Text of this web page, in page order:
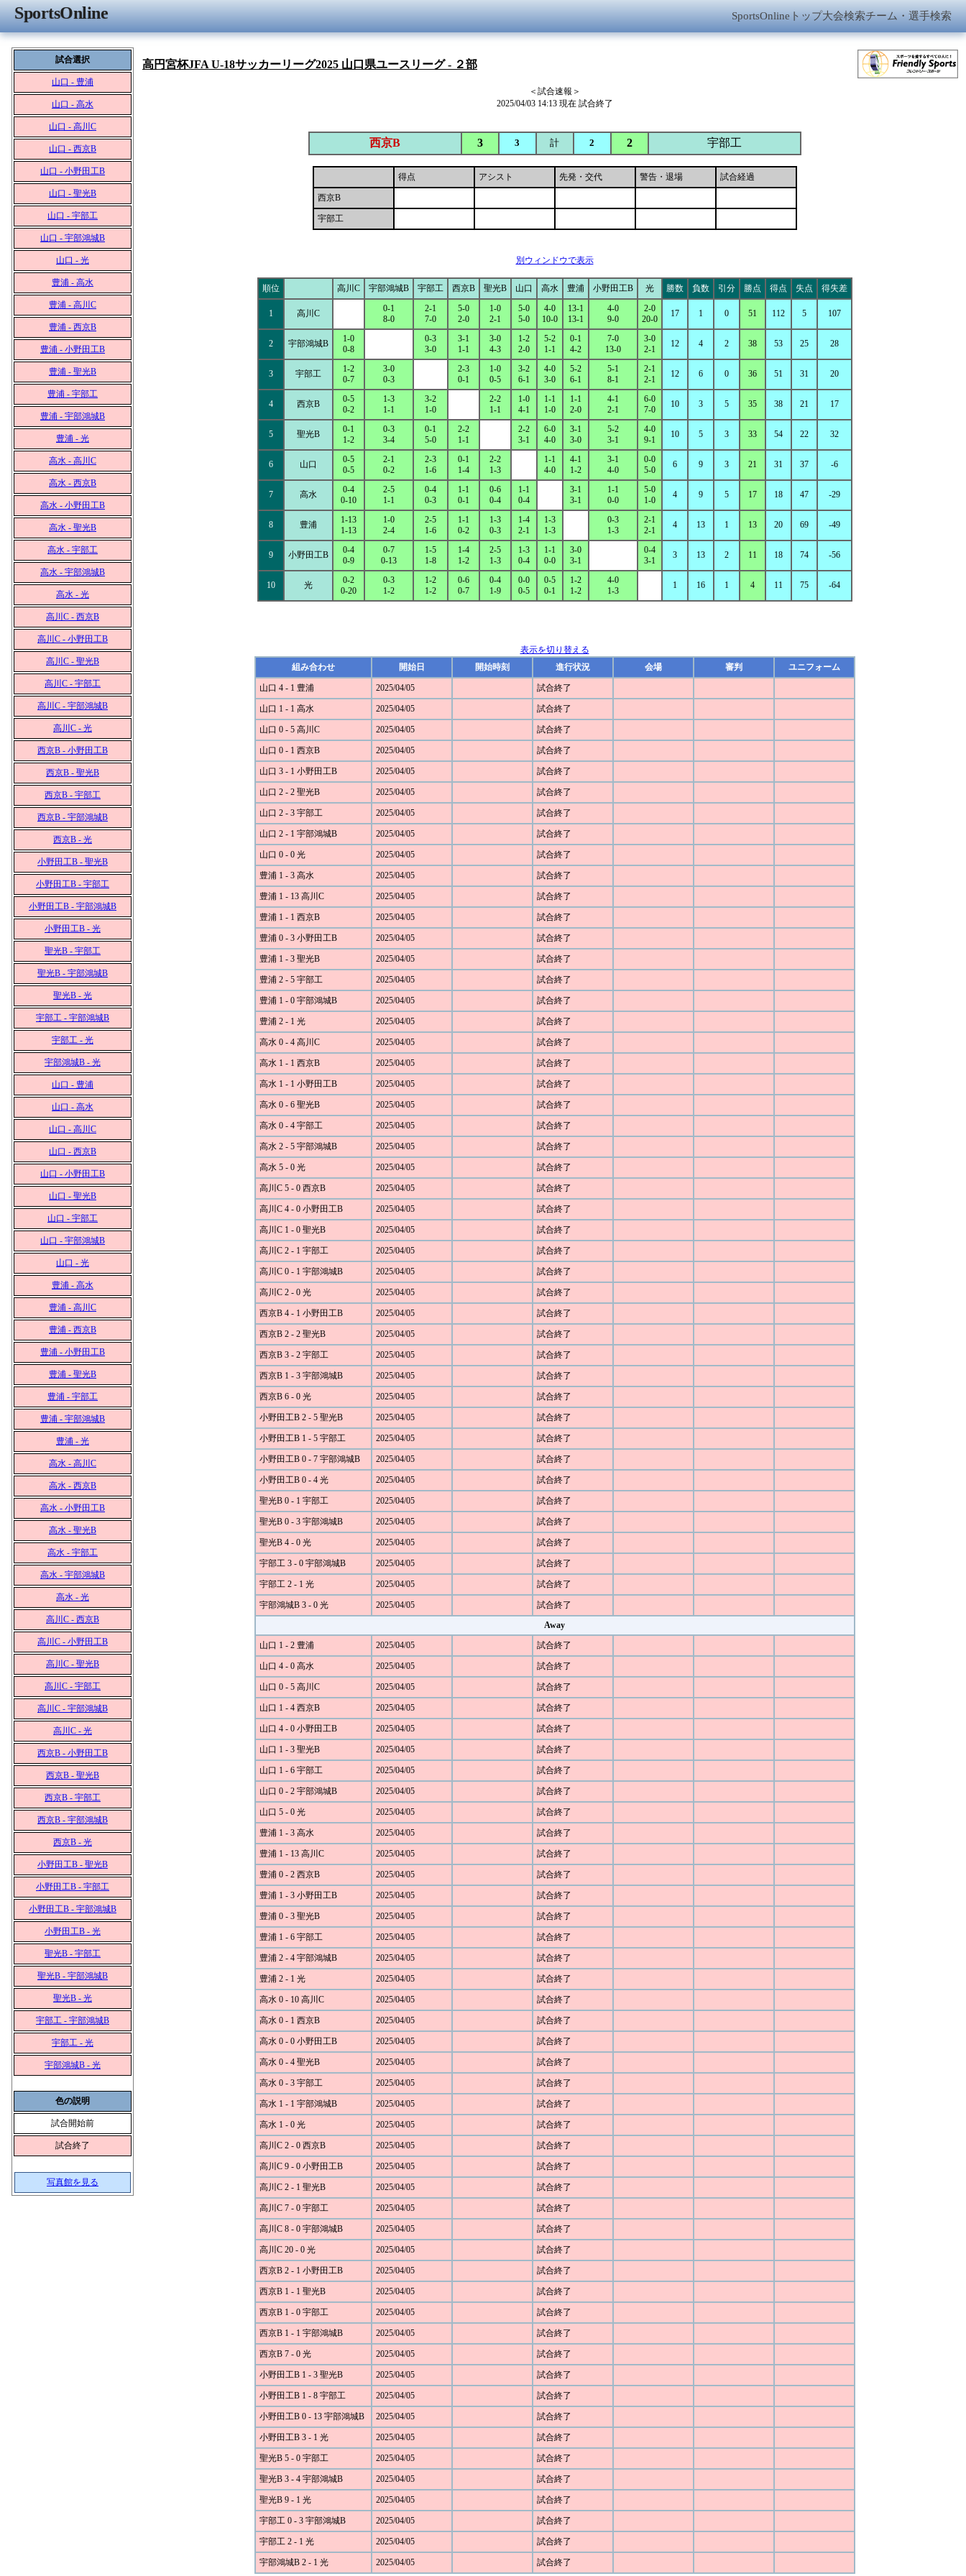
SportsOnline SportsOnlineトップ大会検索チーム・選手検索
試合選択
山口 - 豊浦
山口 - 高水
山口 - 高川C
山口 - 西京B
山口 - 小野田工B
山口 - 聖光B
山口 - 宇部工
山口 - 宇部鴻城B
山口 - 光
豊浦 - 高水
豊浦 - 高川C
豊浦 - 西京B
豊浦 - 小野田工B
豊浦 - 聖光B
豊浦 - 宇部工
豊浦 - 宇部鴻城B
豊浦 - 光
高水 - 高川C
高水 - 西京B
高水 - 小野田工B
高水 - 聖光B
高水 - 宇部工
高水 - 宇部鴻城B
高水 - 光
高川C - 西京B
高川C - 小野田工B
高川C - 聖光B
高川C - 宇部工
高川C - 宇部鴻城B
高川C - 光
西京B - 小野田工B
西京B - 聖光B
西京B - 宇部工
西京B - 宇部鴻城B
西京B - 光
小野田工B - 聖光B
小野田工B - 宇部工
小野田工B - 宇部鴻城B
小野田工B - 光
聖光B - 宇部工
聖光B - 宇部鴻城B
聖光B - 光
宇部工 - 宇部鴻城B
宇部工 - 光
宇部鴻城B - 光
山口 - 豊浦
山口 - 高水
山口 - 高川C
山口 - 西京B
山口 - 小野田工B
山口 - 聖光B
山口 - 宇部工
山口 - 宇部鴻城B
山口 - 光
豊浦 - 高水
豊浦 - 高川C
豊浦 - 西京B
豊浦 - 小野田工B
豊浦 - 聖光B
豊浦 - 宇部工
豊浦 - 宇部鴻城B
豊浦 - 光
高水 - 高川C
高水 - 西京B
高水 - 小野田工B
高水 - 聖光B
高水 - 宇部工
高水 - 宇部鴻城B
高水 - 光
高川C - 西京B
高川C - 小野田工B
高川C - 聖光B
高川C - 宇部工
高川C - 宇部鴻城B
高川C - 光
西京B - 小野田工B
西京B - 聖光B
西京B - 宇部工
西京B - 宇部鴻城B
西京B - 光
小野田工B - 聖光B
小野田工B - 宇部工
小野田工B - 宇部鴻城B
小野田工B - 光
聖光B - 宇部工
聖光B - 宇部鴻城B
聖光B - 光
宇部工 - 宇部鴻城B
宇部工 - 光
宇部鴻城B - 光
色の説明
試合開始前
試合終了
写真館を見る
高円宮杯JFA U-18サッカーリーグ2025 山口県ユースリーグ - ２部
＜試合速報＞
2025/04/03 14:13 現在 試合終了
西京B 3 3 計 2 2 宇部工
得点 アシスト 先発・交代 警告・退場 試合経過
西京B
宇部工
別ウィンドウで表示
順位 高川C 宇部鴻城B 宇部工 西京B 聖光B 山口 高水 豊浦 小野田工B 光 勝数 負数 引分 勝点 得点 失点 得失差
1 高川C
0-1
8-0
2-1
7-0
5-0
2-0
1-0
2-1
5-0
5-0
4-0
10-0
13-1
13-1
4-0
9-0
2-0
20-0
17 1 0 51 112 5 107
2 宇部鴻城B
1-0
0-8
0-3
3-0
3-1
1-1
3-0
4-3
1-2
2-0
5-2
1-1
0-1
4-2
7-0
13-0
3-0
2-1
12 4 2 38 53 25 28
3 宇部工
1-2
0-7
3-0
0-3
2-3
0-1
1-0
0-5
3-2
6-1
4-0
3-0
5-2
6-1
5-1
8-1
2-1
2-1
12 6 0 36 51 31 20
4 西京B
0-5
0-2
1-3
1-1
3-2
1-0
2-2
1-1
1-0
4-1
1-1
1-0
1-1
2-0
4-1
2-1
6-0
7-0
10 3 5 35 38 21 17
5 聖光B
0-1
1-2
0-3
3-4
0-1
5-0
2-2
1-1
2-2
3-1
6-0
4-0
3-1
3-0
5-2
3-1
4-0
9-1
10 5 3 33 54 22 32
6 山口
0-5
0-5
2-1
0-2
2-3
1-6
0-1
1-4
2-2
1-3
1-1
4-0
4-1
1-2
3-1
4-0
0-0
5-0
6 9 3 21 31 37 -6
7 高水
0-4
0-10
2-5
1-1
0-4
0-3
1-1
0-1
0-6
0-4
1-1
0-4
3-1
3-1
1-1
0-0
5-0
1-0
4 9 5 17 18 47 -29
8 豊浦
1-13
1-13
1-0
2-4
2-5
1-6
1-1
0-2
1-3
0-3
1-4
2-1
1-3
1-3
0-3
1-3
2-1
2-1
4 13 1 13 20 69 -49
9 小野田工B
0-4
0-9
0-7
0-13
1-5
1-8
1-4
1-2
2-5
1-3
1-3
0-4
1-1
0-0
3-0
3-1
0-4
3-1
3 13 2 11 18 74 -56
10 光
0-2
0-20
0-3
1-2
1-2
1-2
0-6
0-7
0-4
1-9
0-0
0-5
0-5
0-1
1-2
1-2
4-0
1-3
1 16 1 4 11 75 -64
表示を切り替える
組み合わせ
開始日 開始時刻 進行状況 会場 審判 ユニフォーム
山口 4 - 1 豊浦 2025/04/05 試合終了
山口 1 - 1 高水 2025/04/05 試合終了
山口 0 - 5 高川C 2025/04/05 試合終了
山口 0 - 1 西京B 2025/04/05 試合終了
山口 3 - 1 小野田工B 2025/04/05 試合終了
山口 2 - 2 聖光B 2025/04/05 試合終了
山口 2 - 3 宇部工 2025/04/05 試合終了
山口 2 - 1 宇部鴻城B 2025/04/05 試合終了
山口 0 - 0 光 2025/04/05 試合終了
豊浦 1 - 3 高水 2025/04/05 試合終了
豊浦 1 - 13 高川C 2025/04/05 試合終了
豊浦 1 - 1 西京B 2025/04/05 試合終了
豊浦 0 - 3 小野田工B 2025/04/05 試合終了
豊浦 1 - 3 聖光B 2025/04/05 試合終了
豊浦 2 - 5 宇部工 2025/04/05 試合終了
豊浦 1 - 0 宇部鴻城B 2025/04/05 試合終了
豊浦 2 - 1 光 2025/04/05 試合終了
高水 0 - 4 高川C 2025/04/05 試合終了
高水 1 - 1 西京B 2025/04/05 試合終了
高水 1 - 1 小野田工B 2025/04/05 試合終了
高水 0 - 6 聖光B 2025/04/05 試合終了
高水 0 - 4 宇部工 2025/04/05 試合終了
高水 2 - 5 宇部鴻城B 2025/04/05 試合終了
高水 5 - 0 光 2025/04/05 試合終了
高川C 5 - 0 西京B 2025/04/05 試合終了
高川C 4 - 0 小野田工B 2025/04/05 試合終了
高川C 1 - 0 聖光B 2025/04/05 試合終了
高川C 2 - 1 宇部工 2025/04/05 試合終了
高川C 0 - 1 宇部鴻城B 2025/04/05 試合終了
高川C 2 - 0 光 2025/04/05 試合終了
西京B 4 - 1 小野田工B 2025/04/05 試合終了
西京B 2 - 2 聖光B 2025/04/05 試合終了
西京B 3 - 2 宇部工 2025/04/05 試合終了
西京B 1 - 3 宇部鴻城B 2025/04/05 試合終了
西京B 6 - 0 光 2025/04/05 試合終了
小野田工B 2 - 5 聖光B 2025/04/05 試合終了
小野田工B 1 - 5 宇部工 2025/04/05 試合終了
小野田工B 0 - 7 宇部鴻城B 2025/04/05 試合終了
小野田工B 0 - 4 光 2025/04/05 試合終了
聖光B 0 - 1 宇部工 2025/04/05 試合終了
聖光B 0 - 3 宇部鴻城B 2025/04/05 試合終了
聖光B 4 - 0 光 2025/04/05 試合終了
宇部工 3 - 0 宇部鴻城B 2025/04/05 試合終了
宇部工 2 - 1 光 2025/04/05 試合終了
宇部鴻城B 3 - 0 光 2025/04/05
試合終了
Away
山口 1 - 2 豊浦
2025/04/05 試合終了
山口 4 - 0 高水 2025/04/05 試合終了
山口 0 - 5 高川C 2025/04/05 試合終了
山口 1 - 4 西京B 2025/04/05 試合終了
山口 4 - 0 小野田工B 2025/04/05 試合終了
山口 1 - 3 聖光B 2025/04/05 試合終了
山口 1 - 6 宇部工 2025/04/05 試合終了
山口 0 - 2 宇部鴻城B 2025/04/05 試合終了
山口 5 - 0 光 2025/04/05 試合終了
豊浦 1 - 3 高水 2025/04/05 試合終了
豊浦 1 - 13 高川C 2025/04/05 試合終了
豊浦 0 - 2 西京B 2025/04/05 試合終了
豊浦 1 - 3 小野田工B 2025/04/05 試合終了
豊浦 0 - 3 聖光B 2025/04/05 試合終了
豊浦 1 - 6 宇部工 2025/04/05 試合終了
豊浦 2 - 4 宇部鴻城B 2025/04/05 試合終了
豊浦 2 - 1 光 2025/04/05 試合終了
高水 0 - 10 高川C 2025/04/05 試合終了
高水 0 - 1 西京B 2025/04/05 試合終了
高水 0 - 0 小野田工B 2025/04/05 試合終了
高水 0 - 4 聖光B 2025/04/05 試合終了
高水 0 - 3 宇部工 2025/04/05 試合終了
高水 1 - 1 宇部鴻城B 2025/04/05 試合終了
高水 1 - 0 光 2025/04/05 試合終了
高川C 2 - 0 西京B 2025/04/05 試合終了
高川C 9 - 0 小野田工B 2025/04/05 試合終了
高川C 2 - 1 聖光B 2025/04/05 試合終了
高川C 7 - 0 宇部工 2025/04/05 試合終了
高川C 8 - 0 宇部鴻城B 2025/04/05 試合終了
高川C 20 - 0 光 2025/04/05 試合終了
西京B 2 - 1 小野田工B 2025/04/05 試合終了
西京B 1 - 1 聖光B 2025/04/05 試合終了
西京B 1 - 0 宇部工 2025/04/05 試合終了
西京B 1 - 1 宇部鴻城B 2025/04/05 試合終了
西京B 7 - 0 光 2025/04/05 試合終了
小野田工B 1 - 3 聖光B 2025/04/05 試合終了
小野田工B 1 - 8 宇部工 2025/04/05 試合終了
小野田工B 0 - 13 宇部鴻城B 2025/04/05 試合終了
小野田工B 3 - 1 光 2025/04/05 試合終了
聖光B 5 - 0 宇部工 2025/04/05 試合終了
聖光B 3 - 4 宇部鴻城B 2025/04/05 試合終了
聖光B 9 - 1 光 2025/04/05 試合終了
宇部工 0 - 3 宇部鴻城B 2025/04/05 試合終了
宇部工 2 - 1 光 2025/04/05 試合終了
宇部鴻城B 2 - 1 光 2025/04/05 試合終了